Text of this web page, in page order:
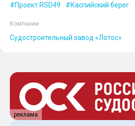
Проект RSD49 Каспийский берег
Компании
Судостроительный завод «Лотос»
реклама